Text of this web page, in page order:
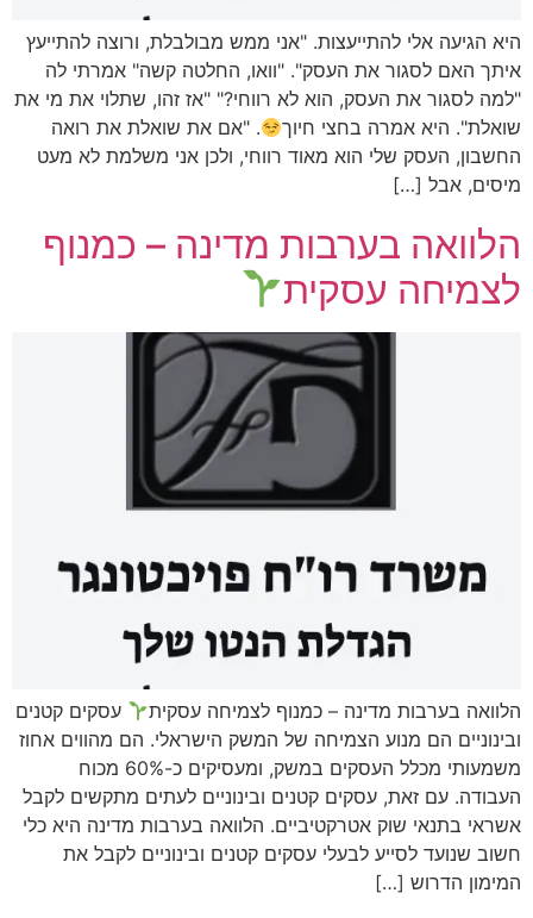
היא הגיעה אלי להתייעצות. "אני ממש מבולבלת, ורוצה להתייעץ
איתך האם לסגור את העסק". "וואו, החלטה קשה" אמרתי לה
"למה לסגור את העסק, הוא לא רווחי?" "אז זהו, שתלוי את מי את
שואלת". היא אמרה בחצי חיוך
. "אם את שואלת את רואה
החשבון, העסק שלי הוא מאוד רווחי, ולכן אני משלמת לא מעט
מיסים, אבל […]
הלוואה בערבות מדינה – כמנוף
לצמיחה עסקית
הלוואה בערבות מדינה – כמנוף לצמיחה עסקית
עסקים קטנים
ובינוניים הם מנוע הצמיחה של המשק הישראלי. הם מהווים אחוז
משמעותי מכלל העסקים במשק, ומעסיקים כ-60% מכוח
העבודה. עם זאת, עסקים קטנים ובינוניים לעתים מתקשים לקבל
אשראי בתנאי שוק אטרקטיביים. הלוואה בערבות מדינה היא כלי
חשוב שנועד לסייע לבעלי עסקים קטנים ובינוניים לקבל את
המימון הדרוש […]